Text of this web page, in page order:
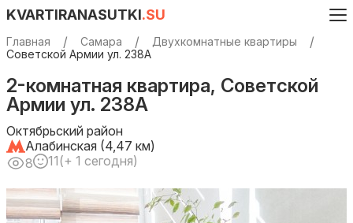
KVARTIRANASUTKI.SU
Главная Самара
Двухкомнатные квартиры
Советской Армии ул. 238А
2-комнатная квартира, Советской
Армии ул. 238А
Октябрьский район
Алабинская (4,47 км)
8
11(+ 1 сегодня)